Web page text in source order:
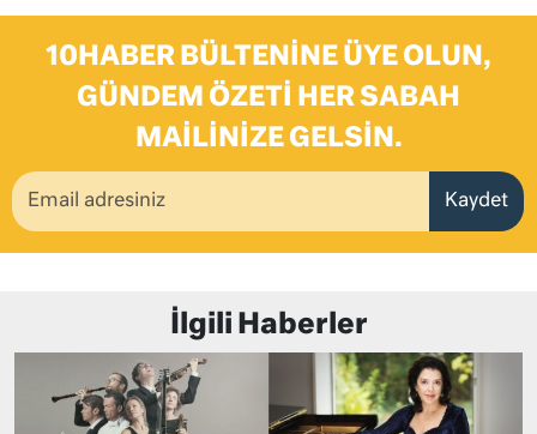
10HABER BÜLTENINE ÜYE OLUN,
GÜNDEM ÖZETI HER SABAH
MAILINIZE GELSIN.
Kaydet
İlgili Haberler